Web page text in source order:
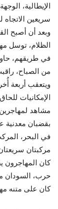
الإيطالية،
سريعين
وبعد أن أصبح
الظلام، توسل
في طريقهم،
من الصباح،
ويتعقب أربعة
الإمكانيات
مشاهد
بقضبان معدنية
في البحر،
كان المهاجرون
حرب، السودان
كان على متنه